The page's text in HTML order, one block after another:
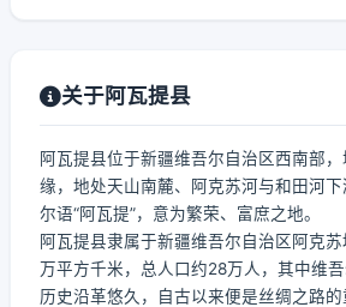
关于阿瓦提县
阿瓦提县位于新疆维吾尔自治区西南部
缘，地处天山南麓、阿克苏河与和田河
尔语“阿瓦提”，意为繁荣、富庶之地。
阿瓦提县隶属于新疆维吾尔自治区阿克
万平方千米，总人口约28万人，其中维吾
历史沿革悠久，自古以来便是丝绸之路